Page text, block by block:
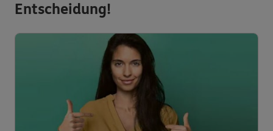
Entscheidung!